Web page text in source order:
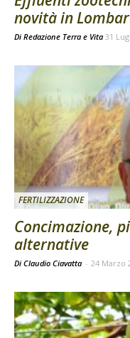
novità in
Di Redazione Terra e Vita 31
FERTILIZZAZIONE
Concimazione,
alternative
Di Claudio Ciavatta - 24 Marzo